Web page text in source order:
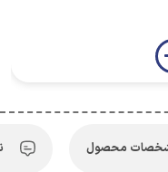
محصول